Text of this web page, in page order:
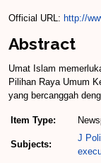
Official URL: http://
Abstract
Umat Islam
Pilihan Raya Umum
yang bercanggah
Item Type:
Subjects:
J